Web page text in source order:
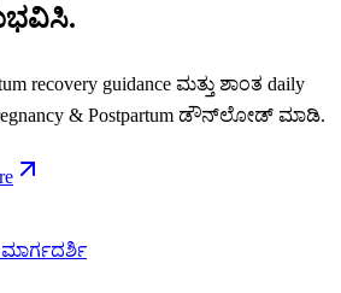
recovery guidance ಮತ್ತು ಶಾಂತ daily
& Postpartum ಡೌನ್‌ಲೋಡ್ ಮಾಡಿ.